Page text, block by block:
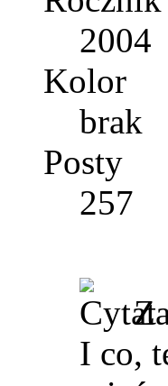
2004
Kolor
brak
Posty
257
I co,